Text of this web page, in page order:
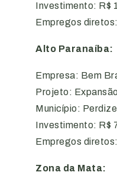
Investimento: R$
Empregos
Alto Paranaíba:
Empresa: Bem
Projeto:
Município:
Investimento: R$
Empregos
Zona da Mata: